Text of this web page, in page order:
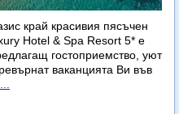
край красивия пясъчен
Hotel & Spa Resort 5* е
гостоприемство, уют
ваканцията Ви във